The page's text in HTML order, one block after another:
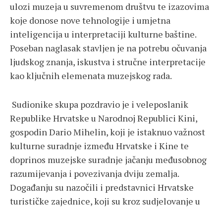
ulozi muzeja u suvremenom društvu te izazovima
koje donose nove tehnologije i umjetna
inteligencija u interpretaciji kulturne baštine.
Poseban naglasak stavljen je na potrebu očuvanja
ljudskog znanja, iskustva i stručne interpretacije
kao ključnih elemenata muzejskog rada.
Sudionike skupa pozdravio je i veleposlanik
Republike Hrvatske u Narodnoj Republici Kini,
gospodin Dario Mihelin, koji je istaknuo važnost
kulturne suradnje između Hrvatske i Kine te
doprinos muzejske suradnje jačanju međusobnog
razumijevanja i povezivanja dviju zemalja.
Događanju su nazočili i predstavnici Hrvatske
turističke zajednice, koji su kroz sudjelovanje u